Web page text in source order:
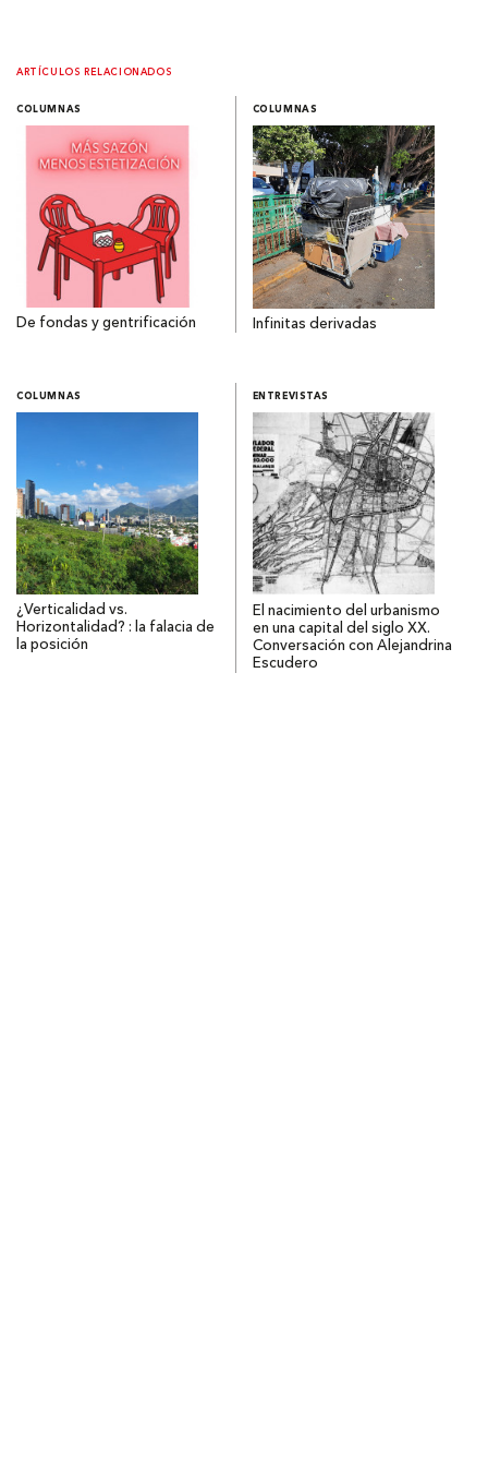
ARTÍCULOS RELACIONADOS
COLUMNAS
De fondas y gentrificación
COLUMNAS
Infinitas derivadas
COLUMNAS
¿Verticalidad vs.
Horizontalidad? : la falacia de
la posición
ENTREVISTAS
El nacimiento del urbanismo
en una capital del siglo XX.
Conversación con Alejandrina
Escudero